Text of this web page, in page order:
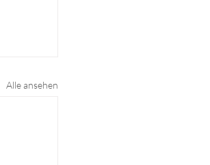
Alle ansehen